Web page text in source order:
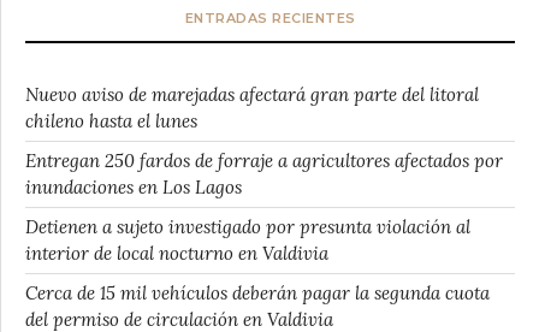
ENTRADAS RECIENTES
Nuevo aviso de marejadas afectará gran parte del litoral
chileno hasta el lunes
Entregan 250 fardos de forraje a agricultores afectados por
inundaciones en Los Lagos
Detienen a sujeto investigado por presunta violación al
interior de local nocturno en Valdivia
Cerca de 15 mil vehículos deberán pagar la segunda cuota
del permiso de circulación en Valdivia